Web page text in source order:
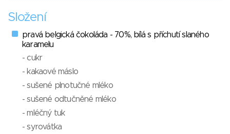
Složení
pravá belgická čokoláda - 70%, bílá s příchutí slaného
karamelu
- cukr
- kakaové máslo
- sušené plnotučné mléko
- sušené odtučněné mléko
- mléčný tuk
- syrovátka